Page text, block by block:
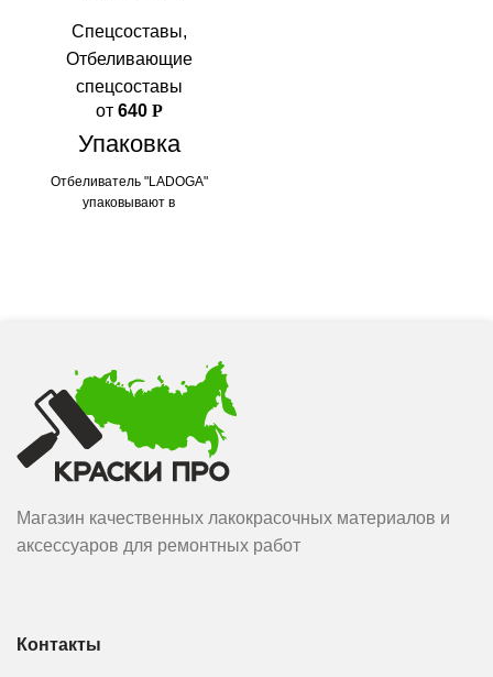
Спецсоставы,
Отбеливающие
спецсоставы
от 640 Р
Упаковка
Отбеливатель "LADOGA"
упаковывают в
защитными составами на
основе хрома. Следует
избегать контакта состава с
медными сплавами. При
работе использовать
индивидуальные средства
респиратор. Закрыть открытые
на кожу или в глаза промыть
Магазин качественных лакокрасочных материалов и
аксессуаров для ремонтных работ
Контакты